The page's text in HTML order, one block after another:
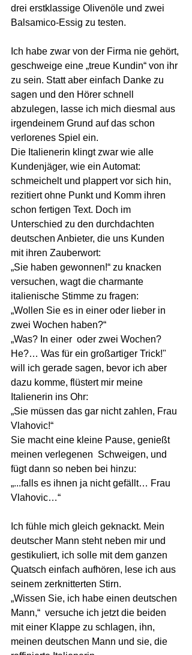
drei erstklassige Olivenöle und zwei
Balsamico-Essig zu testen.
Ich habe zwar von der Firma nie gehört,
geschweige eine „treue Kundin“ von ihr
zu sein. Statt aber einfach Danke zu
sagen und den Hörer schnell
abzulegen, lasse ich mich diesmal aus
irgendeinem Grund auf das schon
verlorenes Spiel ein.
Die Italienerin klingt zwar wie alle
Kundenjäger, wie ein Automat:
schmeichelt und plappert vor sich hin,
rezitiert ohne Punkt und Komm ihren
schon fertigen Text. Doch im
Unterschied zu den durchdachten
deutschen Anbieter, die uns Kunden
mit ihren Zauberwort:
„Sie haben gewonnen!“ zu knacken
versuchen, wagt die charmante
italienische Stimme zu fragen:
„Wollen Sie es in einer oder lieber in
zwei Wochen haben?“
„Was? In einer  oder zwei Wochen?
He?… Was für ein großartiger Trick!"
will ich gerade sagen, bevor ich aber
dazu komme, flüstert mir meine
Italienerin ins Ohr:
„Sie müssen das gar nicht zahlen, Frau
Vlahovic!“
Sie macht eine kleine Pause, genießt
meinen verlegenen  Schweigen, und
fügt dann so neben bei hinzu:
„...falls es ihnen ja nicht gefällt… Frau
Vlahovic…“
Ich fühle mich gleich geknackt. Mein
deutscher Mann steht neben mir und
gestikuliert, ich solle mit dem ganzen
Quatsch einfach aufhören, lese ich aus
seinem zerknitterten Stirn.
„Wissen Sie, ich habe einen deutschen
Mann,“  versuche ich jetzt die beiden
mit einer Klappe zu schlagen, ihn,
meinen deutschen Mann und sie, die